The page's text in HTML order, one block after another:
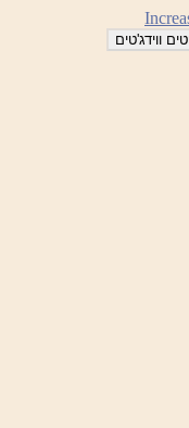
ווידג'טים